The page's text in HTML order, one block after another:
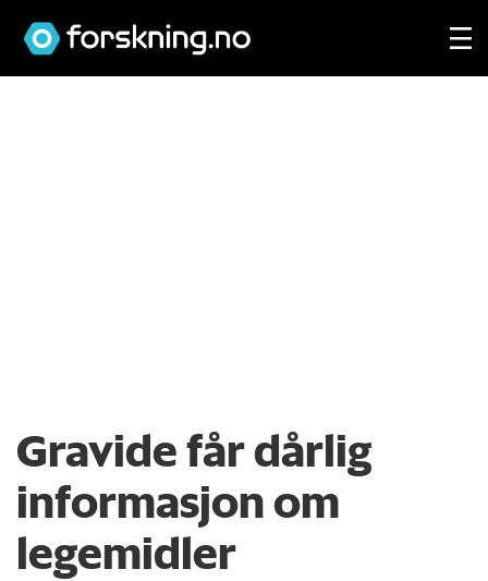
Gravide får dårlig
informasjon om
legemidler